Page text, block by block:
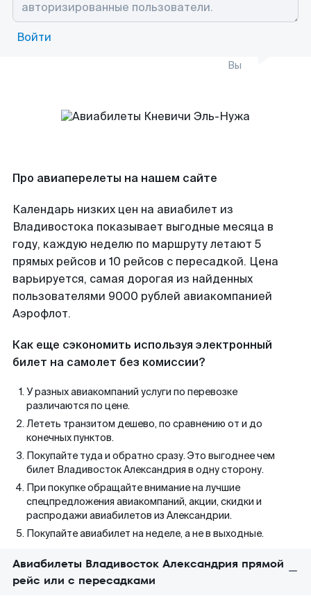
Войти
Вы
Про авиаперелеты на нашем сайте
Календарь низких цен на авиабилет из
Владивостока показывает выгодные месяца в
году, каждую неделю по маршруту летают 5
прямых рейсов и 10 рейсов с пересадкой. Цена
варьируется, самая дорогая из найденных
пользователями 9000 рублей авиакомпанией
Аэрофлот.
Как еще сэкономить используя электронный
билет на самолет без комиссии?
У разных авиакомпаний услуги по перевозке
различаются по цене.
Лететь транзитом дешево, по сравнению от и до
конечных пунктов.
Покупайте туда и обратно сразу. Это выгоднее чем
билет Владивосток Александрия в одну сторону.
При покупке обращайте внимание на лучшие
спецпредложения авиакомпаний, акции, скидки и
распродажи авиабилетов из Александрии.
Покупайте авиабилет на неделе, а не в выходные.
Авиабилеты Владивосток Александрия прямой
рейс или с пересадками